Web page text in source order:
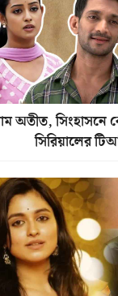
অতীত, সিংহাসনে
সিরিয়ালের